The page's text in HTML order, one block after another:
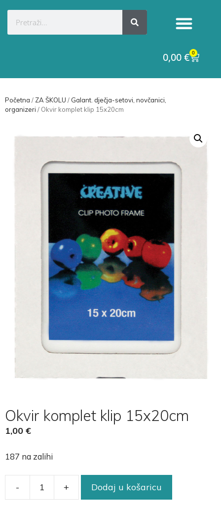
0,00€ 0
Početna / ZA ŠKOLU / Galant. dječja-setovi, novčanici,
organizeri / Okvir komplet klip 15x20cm
Okvir komplet klip 15x20cm
1,00 €
187 na zalihi
- + Dodaj u košaricu